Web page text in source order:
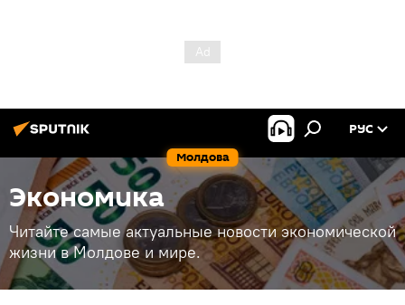
Молдова
РУС
Экономика
Читайте самые актуальные новости экономической
жизни в Молдове и мире.